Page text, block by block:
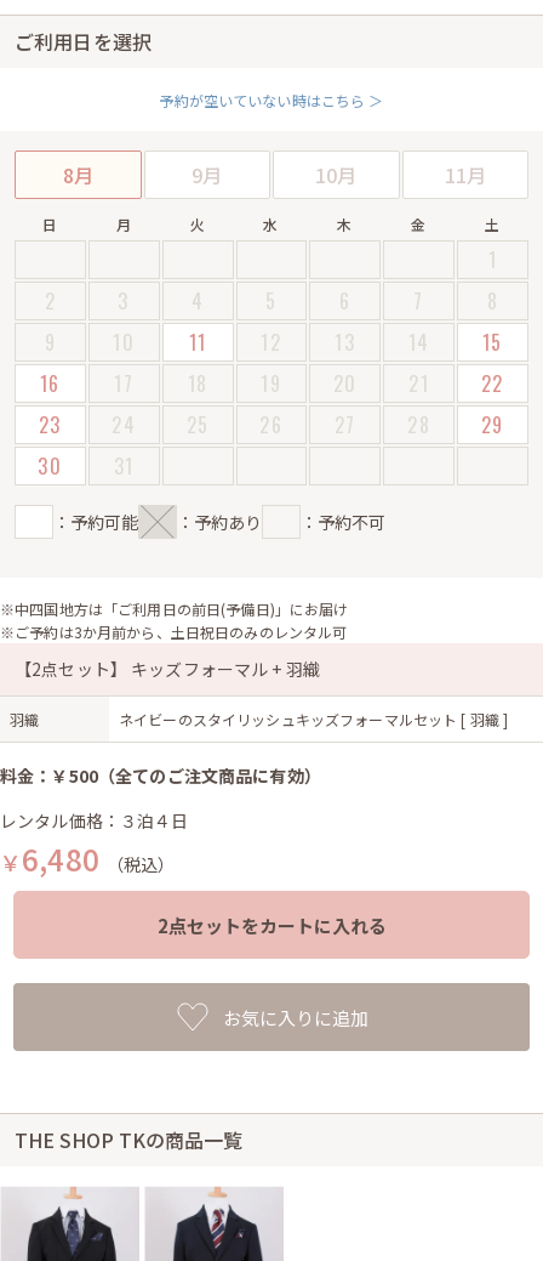
ご利用日を選択
予約が空いていない時はこちら ＞
8月 9月 10月 11月
日 月 火 水 木 金 土
1
2
3 4 5 6 7
8
9
10 11 12 13 14
15
16
17 18 19 20 21
22
23
24 25 26 27 28
29
30
31
：予約可能 ：予約あり ：予約不可
※中四国地方は「ご利用日の前日(予備日)」にお届け
※ご予約は3か月前から、土日祝日のみのレンタル可
【2点セット】 キッズフォーマル + 羽織
羽織 ネイビーのスタイリッシュキッズフォーマルセット [ 羽織 ]
料金：￥500（全てのご注文商品に有効）
レンタル価格：３泊４日
￥6,480 （税込）
2点セットをカートに入れる
お気に入りに追加
THE SHOP TKの商品一覧